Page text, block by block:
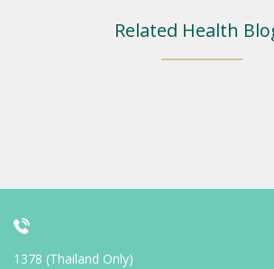
Related Health
1378 (Thailand Only)